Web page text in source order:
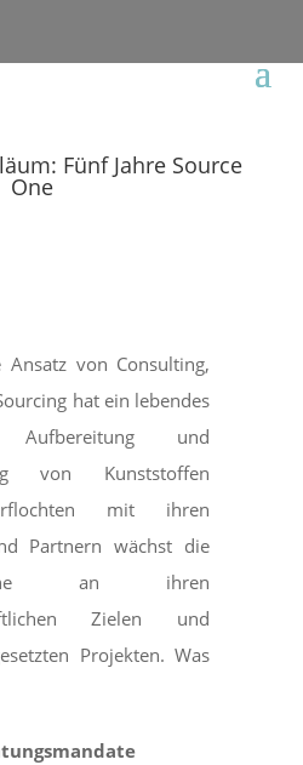
Fünf Jahre Source
One
Ansatz von Consulting,
hat ein lebendes
und
von Kunststoffen
mit ihren
Partnern wächst die
an ihren
Zielen und
Projekten. Was